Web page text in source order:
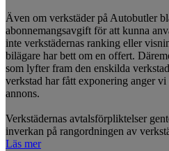
Även om verkstäder på Autobutler
abonnemangsavgift för att kunna
inte verkstädernas ranking eller
bilägare har bett om en offert.
som lyfter fram den enskilda
verkstad har fått exponering anger
annons.
Verkstädernas avtalsförpliktelser
inverkan på rangordningen av
Läs mer